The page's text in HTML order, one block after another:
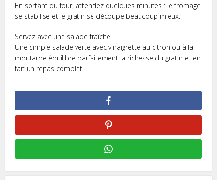
En sortant du four, attendez quelques minutes : le fromage
se stabilise et le gratin se découpe beaucoup mieux.
Servez avec une salade fraîche
Une simple salade verte avec vinaigrette au citron ou à la
moutarde équilibre parfaitement la richesse du gratin et en
fait un repas complet.